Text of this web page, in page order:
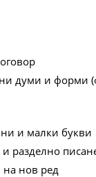
думи и форми
и малки букви
и разделно
на нов ред